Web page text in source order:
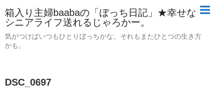
箱入り主婦baabaの「ぼっち日記」★幸せな
シニアライフ送れるじゃろかー。
気がつけばいつもひとりぼっちかな。それもまたひとつの生き方
かも。
DSC_0697